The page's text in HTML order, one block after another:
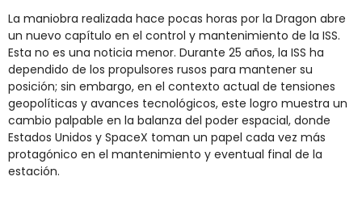
La maniobra realizada hace pocas horas por la Dragon abre
un nuevo capítulo en el control y mantenimiento de la ISS.
Esta no es una noticia menor. Durante 25 años, la ISS ha
dependido de los propulsores rusos para mantener su
posición; sin embargo, en el contexto actual de tensiones
geopolíticas y avances tecnológicos, este logro muestra un
cambio palpable en la balanza del poder espacial, donde
Estados Unidos y SpaceX toman un papel cada vez más
protagónico en el mantenimiento y eventual final de la
estación.